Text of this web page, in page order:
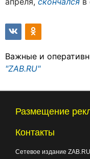
Важные и
"ZAB.RU"
Размещение
Контакты
Сетевое издание ZAB.RU